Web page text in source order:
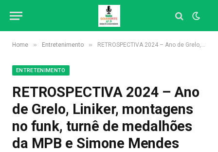
Home » Entretenimento » RETROSPECTIVA 2024 – Ano de Grelo, Liniker, montagens no funk, turnê de medalhões da MPB e Simone Mendes
ENTRETENIMENTO
RETROSPECTIVA 2024 – Ano
de Grelo, Liniker, montagens
no funk, turnê de medalhões
da MPB e Simone Mendes